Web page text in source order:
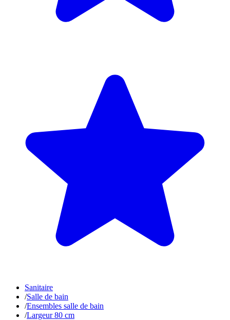
Sanitaire
/Salle de bain
/Ensembles salle de bain
/Largeur 80 cm